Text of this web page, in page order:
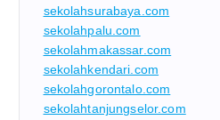
sekolahsurabaya.com
sekolahpalu.com
sekolahmakassar.com
sekolahkendari.com
sekolahgorontalo.com
sekolahtanjungselor.com